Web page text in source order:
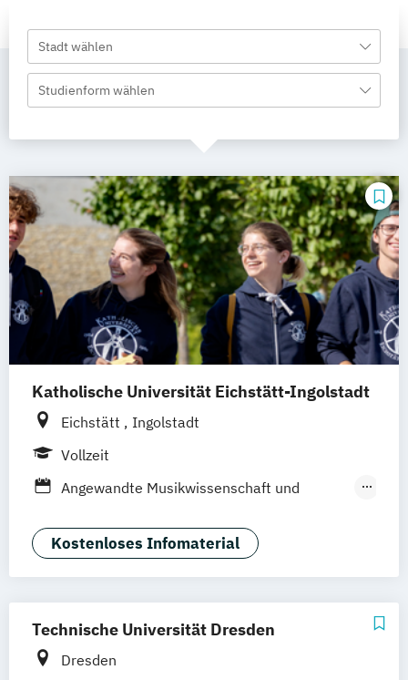
Stadt wählen
Studienform wählen
Katholische Universität Eichstätt-Ingolstadt
Eichstätt
Ingolstadt
Vollzeit
Angewandte Musikwissenschaft und
Journalistik Kunst (Lehramt)
Kunst an kirchlichen und privaten
Kunstpädagogik
Werbung interkulturell: Sprache
Kostenloses Infomaterial
Technische Universität Dresden
Dresden